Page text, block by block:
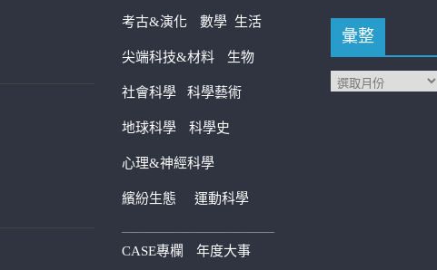
考古&演化 數學 生活
尖端科技&材料 生物
社會科學 科學藝術
地球科學 科學史
心理&神經科學
繽紛生態 運動科學
————————————
CASE專欄 年度大事
彙整